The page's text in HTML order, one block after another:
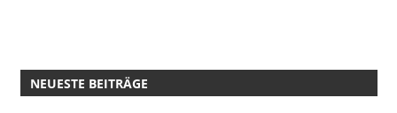
NEUESTE BEITRÄGE